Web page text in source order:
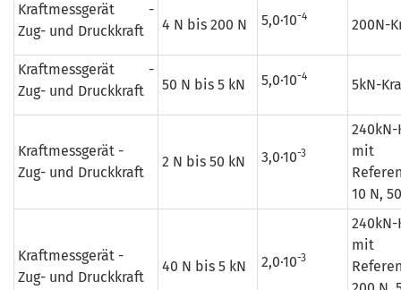
Kraftmessgerät -
Zug- und Druckkraft
4 N bis 200 N 5,0·10-4 200N-
Kraftmessgerät -
Zug- und Druckkraft
50 N bis 5 kN 5,0·10-4 5kN-
Kraftmessgerät -
Zug- und Druckkraft
2 N bis 50 kN 3,0·10-3
240kN-
mit
10 N,
Kraftmessgerät -
Zug- und Druckkraft
40 N bis 5 kN 2,0·10-3
240kN-
mit